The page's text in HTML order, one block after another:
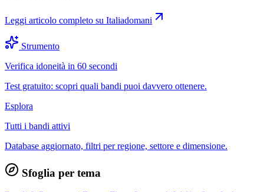
Leggi articolo completo su Italiadomani
Strumento
Verifica idoneità in 60 secondi
Test gratuito: scopri quali bandi puoi davvero ottenere.
Esplora
Tutti i bandi attivi
Database aggiornato, filtri per regione, settore e dimensione.
Sfoglia per tema